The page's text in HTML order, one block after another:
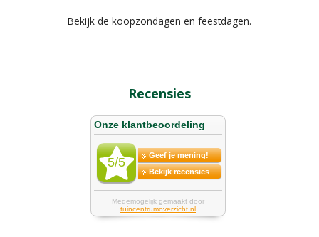
Bekijk de koopzondagen en feestdagen.
Recensies